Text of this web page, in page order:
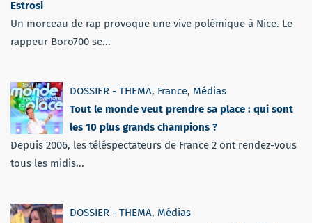
Estrosi
Un morceau de rap provoque une vive polémique à Nice. Le
rappeur Boro700 se...
DOSSIER - THEMA, France, Médias
Tout le monde veut prendre sa place : qui sont
les 10 plus grands champions ?
Depuis 2006, les téléspectateurs de France 2 ont rendez-vous
tous les midis...
DOSSIER - THEMA, Médias